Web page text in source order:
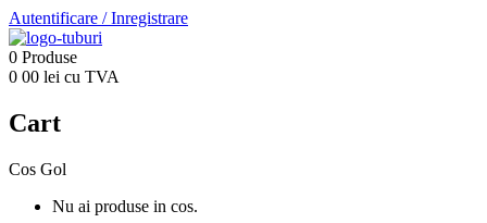
Autentificare /Inregistrare
0 Produse
0 00 lei cu TVA
Cart
Cos Gol
Nu ai produse in cos.